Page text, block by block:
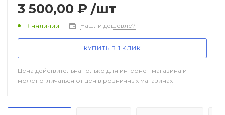
3 500,00 ₽ /шт
В наличии Нашли дешевле?
КУПИТЬ В 1 КЛИК
Цена действительна только для интернет-магазина и
может отличаться от цен в розничных магазинах
Прочие компоненты
Распродажа / Товар со скидкой
/ Уцененный товар